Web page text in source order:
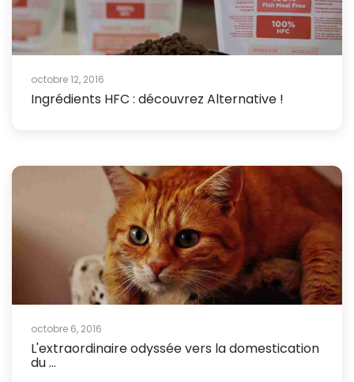
octobre 12, 2016
Ingrédients HFC : découvrez Alternative !
octobre 6, 2016
L'extraordinaire odyssée vers la domestication
du ...